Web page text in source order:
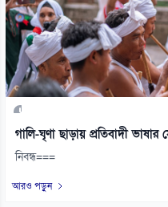
গালি-ঘৃণা ছাড়ায় প্রতিবাদী
নিবন্ধ===
আরও পড়ুন